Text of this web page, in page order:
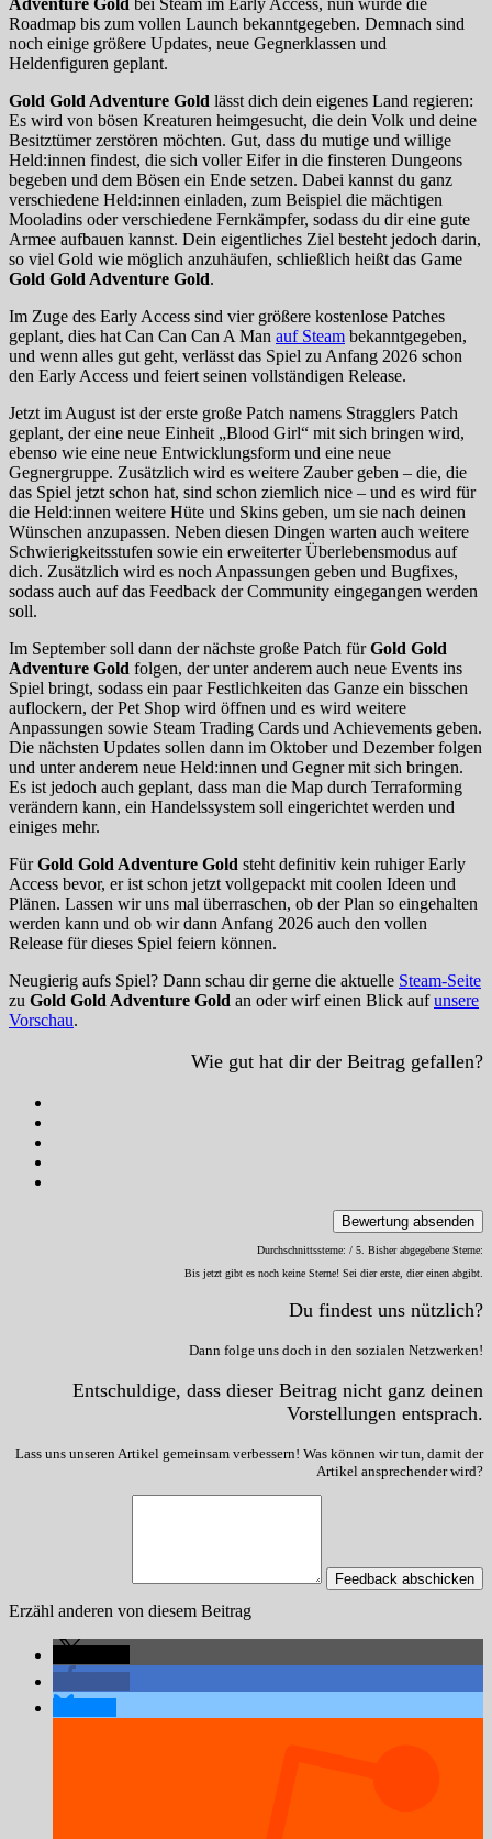
Adventure Gold bei Steam im Early Access, nun wurde die
Roadmap bis zum vollen Launch bekanntgegeben. Demnach sind
noch einige größere Updates, neue Gegnerklassen und
Heldenfiguren geplant.
Gold Gold Adventure Gold lässt dich dein eigenes Land regieren:
Es wird von bösen Kreaturen heimgesucht, die dein Volk und deine
Besitztümer zerstören möchten. Gut, dass du mutige und willige
Held:innen findest, die sich voller Eifer in die finsteren Dungeons
begeben und dem Bösen ein Ende setzen. Dabei kannst du ganz
verschiedene Held:innen einladen, zum Beispiel die mächtigen
Mooladins oder verschiedene Fernkämpfer, sodass du dir eine gute
Armee aufbauen kannst. Dein eigentliches Ziel besteht jedoch darin,
so viel Gold wie möglich anzuhäufen, schließlich heißt das Game
Gold Gold Adventure Gold.
Im Zuge des Early Access sind vier größere kostenlose Patches
geplant, dies hat Can Can Can A Man auf Steam bekanntgegeben,
und wenn alles gut geht, verlässt das Spiel zu Anfang 2026 schon
den Early Access und feiert seinen vollständigen Release.
Jetzt im August ist der erste große Patch namens Stragglers Patch
geplant, der eine neue Einheit „Blood Girl“ mit sich bringen wird,
ebenso wie eine neue Entwicklungsform und eine neue
Gegnergruppe. Zusätzlich wird es weitere Zauber geben – die, die
das Spiel jetzt schon hat, sind schon ziemlich nice – und es wird für
die Held:innen weitere Hüte und Skins geben, um sie nach deinen
Wünschen anzupassen. Neben diesen Dingen warten auch weitere
Schwierigkeitsstufen sowie ein erweiterter Überlebensmodus auf
dich. Zusätzlich wird es noch Anpassungen geben und Bugfixes,
sodass auch auf das Feedback der Community eingegangen werden
soll.
Im September soll dann der nächste große Patch fürGold Gold
Adventure Gold folgen, der unter anderem auch neue Events ins
Spiel bringt, sodass ein paar Festlichkeiten das Ganze ein bisschen
auflockern, der Pet Shop wird öffnen und es wird weitere
Anpassungen sowie Steam Trading Cards und Achievements geben.
Die nächsten Updates sollen dann im Oktober und Dezember folgen
und unter anderem neue Held:innen und Gegner mit sich bringen.
Es ist jedoch auch geplant, dass man die Map durch Terraforming
verändern kann, ein Handelssystem soll eingerichtet werden und
einiges mehr.
FürGold Gold Adventure Gold steht definitiv kein ruhiger Early
Access bevor, er ist schon jetzt vollgepackt mit coolen Ideen und
Plänen. Lassen wir uns mal überraschen, ob der Plan so eingehalten
werden kann und ob wir dann Anfang 2026 auch den vollen
Release für dieses Spiel feiern können.
Neugierig aufs Spiel? Dann schau dir gerne die aktuelle Steam-Seite
zu Gold Gold Adventure Gold an oder wirf einen Blick aufunsere
Vorschau.
Wie gut hat dir der Beitrag gefallen?
Bewertung absenden
Durchschnittssterne: / 5. Bisher abgegebene Sterne:
Bis jetzt gibt es noch keine Sterne! Sei dier erste, dier einen abgibt.
Du findest uns nützlich?
Dann folge uns doch in den sozialen Netzwerken!
Entschuldige, dass dieser Beitrag nicht ganz deinen
Vorstellungen entsprach.
Lass uns unseren Artikel gemeinsam verbessern! Was können wir tun, damit der
Artikel ansprechender wird?
Feedback abschicken
Erzähl anderen von diesem Beitrag